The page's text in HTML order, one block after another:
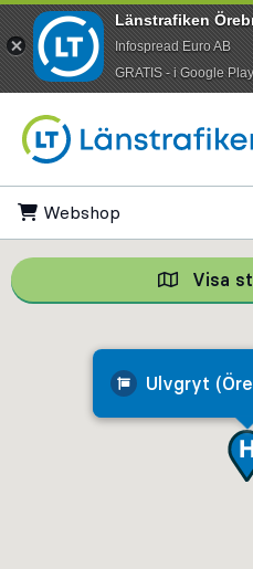
Webshop
Ulvgryt
Visa
Länstrafiken
Infospread Euro AB
​GRATIS - i Google Play